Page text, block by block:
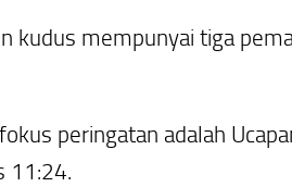
kudus mempunyai tiga
peringatan adalah
11:24.